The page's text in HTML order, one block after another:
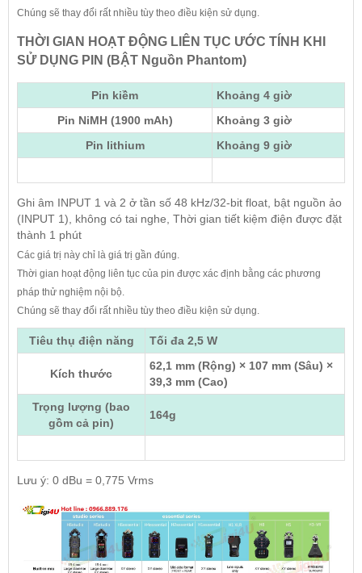
Chúng sẽ thay đổi rất nhiều tùy theo điều kiện sử dụng.
THỜI GIAN HOẠT ĐỘNG LIÊN TỤC ƯỚC TÍNH KHI
SỬ DỤNG PIN (BẬT Nguồn Phantom)
Pin kiềm
Khoảng 4 giờ
Pin NiMH (1900 mAh)
Khoảng 3 giờ
Pin lithium
Khoảng 9 giờ
Ghi âm INPUT 1 và 2 ở tần số 48 kHz/32-bit float, bật nguồn ảo
(INPUT 1), không có tai nghe, Thời gian tiết kiệm điện được đặt
thành 1 phút
Các giá trị này chỉ là giá trị gần đúng.
Thời gian hoạt động liên tục của pin được xác định bằng các phương
pháp thử nghiệm nội bộ.
Chúng sẽ thay đổi rất nhiều tùy theo điều kiện sử dụng.
Tiêu thụ điện năng Tối đa 2,5 W
Kích thước
62,1 mm (Rộng) × 107 mm (Sâu) ×
39,3 mm (Cao)
Trọng lượng (bao
gồm cả pin)
164g
Lưu ý: 0 dBu = 0,775 Vrms